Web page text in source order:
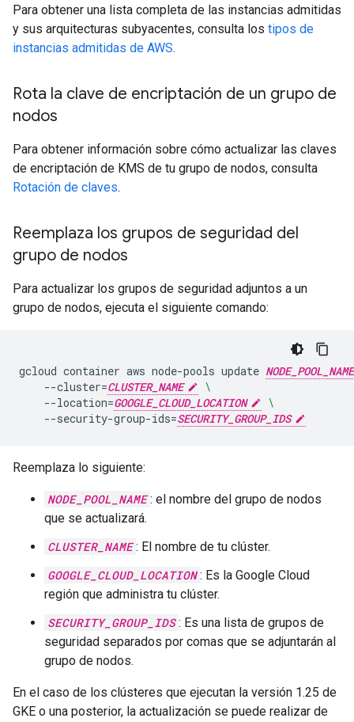
Para obtener una lista completa de las instancias admitidas
y sus arquitecturas subyacentes, consulta los tipos de
instancias admitidas de AWS.
Rota la clave de encriptación de un grupo de
nodos
Para obtener información sobre cómo actualizar las claves
de encriptación de KMS de tu grupo de nodos, consulta
Rotación de claves.
Reemplaza los grupos de seguridad del
grupo de nodos
Para actualizar los grupos de seguridad adjuntos a un
grupo de nodos, ejecuta el siguiente comando:
gcloud container aws node-pools update NODE_POOL_NAME
--cluster=CLUSTER_NAME
\
--location=GOOGLE_CLOUD_LOCATION
\
--security-group-ids=SECURITY_GROUP_IDS
Reemplaza lo siguiente:
NODE_POOL_NAME : el nombre del grupo de nodos
que se actualizará.
CLUSTER_NAME : El nombre de tu clúster.
GOOGLE_CLOUD_LOCATION : Es la Google Cloud
región que administra tu clúster.
SECURITY_GROUP_IDS : Es una lista de grupos de
seguridad separados por comas que se adjuntarán al
grupo de nodos.
En el caso de los clústeres que ejecutan la versión 1.25 de
GKE o una posterior, la actualización se puede realizar de